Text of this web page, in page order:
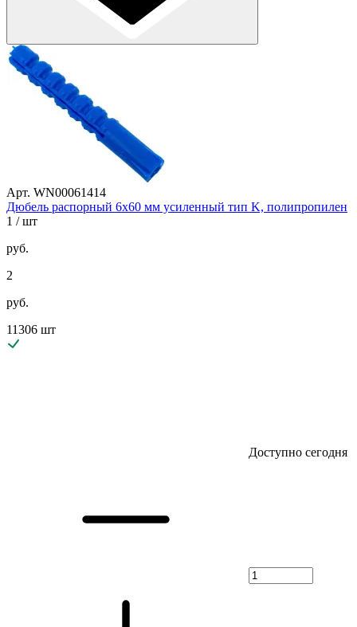
Арт. WN00061414
Дюбель распорный 6х60 мм усиленный тип K, полипропилен
1 / шт
руб.
2
руб.
11306 шт
Доступно сегодня